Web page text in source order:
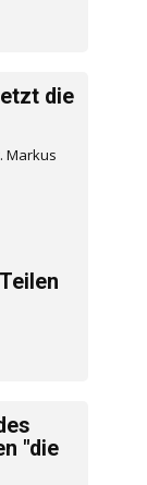
die
Markus
"die